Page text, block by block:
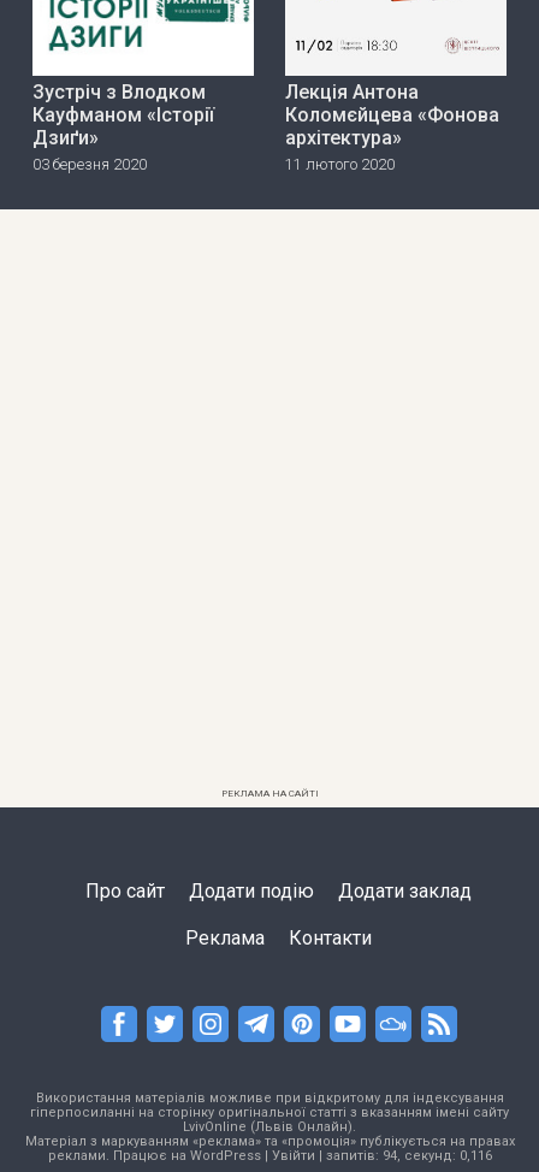
Зустріч з Влодком
Кауфманом «Історії
Дзиґи»
03 березня 2020
Лекція Антона
Коломєйцева «Фонова
архітектура»
11 лютого 2020
РЕКЛАМА НА САЙТІ
Про сайт Додати подію Додати заклад
Реклама Контакти
Використання матеріалів можливе при відкритому для індексування
гіперпосиланні на сторінку оригінальної статті з вказанням імені сайту
LvivOnline (Львів Онлайн).
Матеріал з маркуванням «реклама» та «промоція» публікується на правах
реклами. Працює на WordPress| Увійти | запитів: 94, секунд: 0,116